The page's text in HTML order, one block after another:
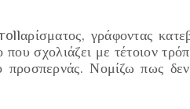
γράφοντας
σχολιάζει με τέτοιον
Νομίζω πως δεν